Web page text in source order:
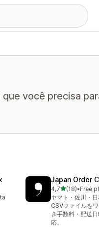
você precisa
Japan Order
4,7de 5 estrelas
(18)
18 avaliações
•Free
ヤマト・佐川・
CSVファイルを
き手数料・配送
応。